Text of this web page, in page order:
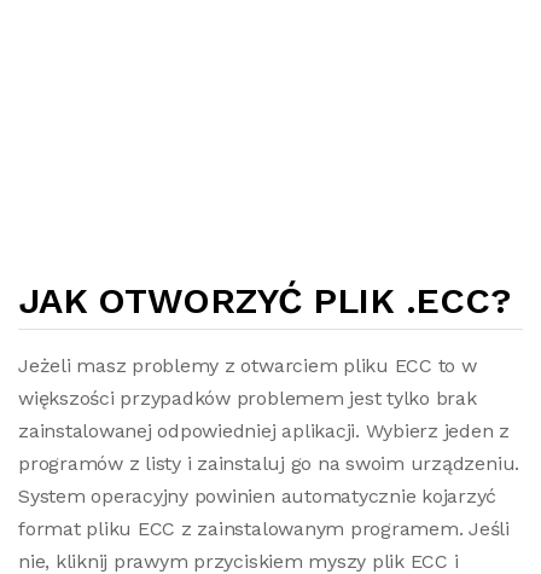
JAK OTWORZYĆ PLIK .ECC?
Jeżeli masz problemy z otwarciem pliku ECC to w
większości przypadków problemem jest tylko brak
zainstalowanej odpowiedniej aplikacji. Wybierz jeden z
programów z listy i zainstaluj go na swoim urządzeniu.
System operacyjny powinien automatycznie kojarzyć
format pliku ECC z zainstalowanym programem. Jeśli
nie, kliknij prawym przyciskiem myszy plik ECC i